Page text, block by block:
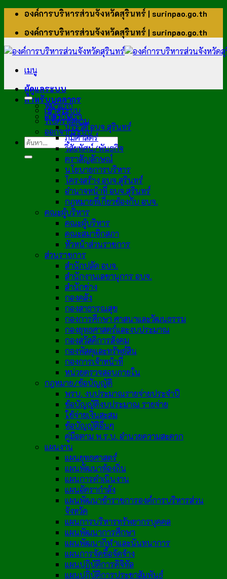
ข้าม
เนื้อหา
องค์การบริหารส่วนจังหวัดสุรินทร์ | surinpao.go.th
องค์การบริหารส่วนจังหวัดสุรินทร์ | surinpao.go.th
เมนู
ผู้ดูแลระบบ
สำหรับบุคลากร
เข้าสู่ระบบ
รีเซ็ตรหัสผ่าน
ออกจากระบบ
หน้าแรก
เกี่ยวกับเรา
ประวัติ อบจ.สุรินทร์
ภูมิศาสตร์
วิสัยทัศน์/พันธกิจ
ตราสัญลักษณ์
นโยบายการบริหาร
โครงสร้าง อบจ.สุรินทร์
อำนาจหน้าที่ อบจ.สุรินทร์
กฎหมายที่เกี่ยวข้องกับ อบจ.
คณะผู้บริหาร
คณะผู้บริหาร
คณะสมาชิกสภา
หัวหน้าส่วนราชการ
ส่วนราชการ
สำนักปลัด อบจ.
สำนักงานเลขานุการ อบจ.
สำนักช่าง
กองคลัง
กองสาธารณสุข
กองการศึกษา ศาสนาและวัฒนธรรม
กองยุทธศาสตร์และงบประมาณ
กองสวัสดิการสังคม
กองพัสดุและทรัพย์สิน
กองการเจ้าหน้าที่
หน่วยตรวจสอบภายใน
กฎหมาย/ข้อบัญญัติ
พรบ. งบประมาณรายจ่ายประจำปี
ข้อบัญญัติงบประมาณ รายจ่าย
ใช้จ่ายเงินสะสม
ข้อบัญญัติอื่นๆ
คู่มือตาม พ.ร.บ. อำนวยความสะดวก
แผนงาน
แผนยุทธศาสตร์
แผนพัฒนาท้องถิ่น
แผนการดำเนินงาน
แผนอัตรากำลัง
แผนพัฒนาข้าราชการองค์การบริหารส่วน
จังหวัด
แผนการบริหารทรัพยากรบุคคล
แผนพัฒนาการศึกษา
แผนพัฒนากีฬาและนันทนาการ
แผนการจัดซื้อจัดจ้าง
แผนปฏิบัติการดิจิทัล
แผนปฏิบัติการประชาสัมพันธ์